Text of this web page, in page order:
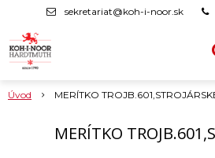
sekretariat@koh-i-noor.sk
Úvod MERÍTKO
MERÍTKO